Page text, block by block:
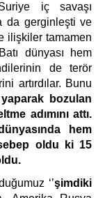
iç savaşı
da gerginleşti ve
ilişkiler tamamen
dünyası hem
de terör
artırdılar. Bunu
yaparak bozulan
adımını attı.
hem
oldu ki 15
‘’şimdiki